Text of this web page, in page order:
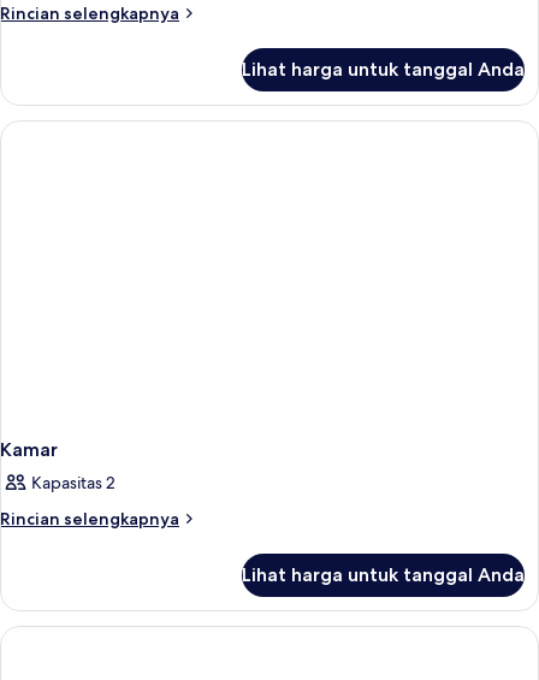
Rincian selengkapnya
Rincian
Kamar
Lihat harga untuk tanggal Anda
Kamar
Kapasitas 2
Rincian selengkapnya
Rincian
Kamar
Lihat harga untuk tanggal Anda